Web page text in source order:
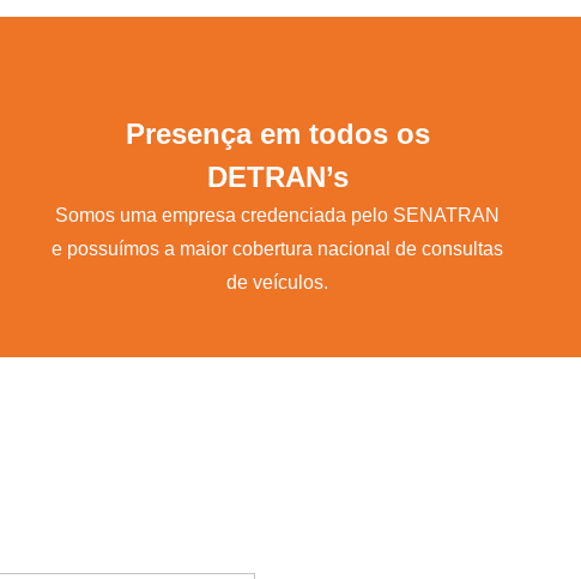
Presença em todos os
DETRAN’s
Somos uma empresa credenciada pelo SENATRAN
e possuímos a maior cobertura nacional de consultas
de veículos.